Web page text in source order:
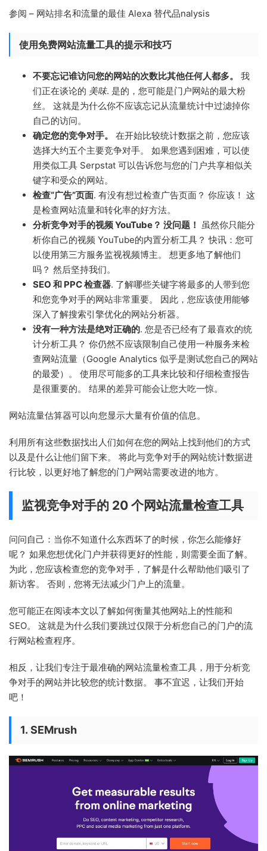
参阅 – 网站排名和流量的最佳 Alexa 替代品nalysis
使用免费网站流量工具的提示和技巧
不要忘记谁访问您的网站的次数比其他任何人都多。
我
们正在谈论的 美味. 是的，您可能是门户网站的最大粉
丝。 这就是为什么你不应该忘记从流量统计中过滤掉你
自己的访问。
确定您的竞争对手。
在开始比较统计数据之前，您应该
选择大约五个主要竞争对手。 如果您遇到困难，可以使
用类似工具 Serpstat 可以告诉您与您的门户共享相似关
键字和受众的网站。
检查“广告”页面. 有没有想过检查广告页面？ 你应该！ 这
是检查网站流量和转化率的好方法。
分析竞争对手的视频 YouTube？ 没问题！ 虽然你只能分
析你自己的视频 YouTube的内置分析工具？ 快讯：您可
以使用第三方服务监视视频博主。 想更多地了解他们
吗？ 然后坚持我们。
SEO 和 PPC 检查器. 了解哪些关键字将最多的人带到您
和您竞争对手的网站非常重要。 因此，您应该使用能够
深入了解搜索引擎优化的网站分析器。
没有一种方法是绝对正确的. 您是否已经有了最喜欢的统
计分析工具？ 你仍然不应该限制自己使用一种服务来检
查网站流量（Google Analytics 似乎是测试您自己的网站
的最爱）。 使用尽可能多的工具来比较和仔细检查报告
是很重要的。 结果的差异可能会让您大吃一惊。
网站流量估算器可以向您显示大量有价值的信息。
利用所有这些数据找出人们如何在您的网站上找到他们的方式
以及是什么让他们留下来。 将此与竞争对手的网站统计数据进
行比较，以更好地了解您的门户网站需要改进的地方。
监视竞争对手的 20 个网站流量检查工具
问问自己：当你不知道什么东西坏了的时候，你怎么能修好
呢？ 如果您想优化门户并获得更好的性能，则需要全面了解。
为此，您应该检查您的竞争对手，了解是什么帮助他们吸引了
新访客。 否则，您将无法减少门户上的流量。
您可能正在阅读本文以了解如何衡量其他网站上的性能和
SEO。 这就是为什么我们要跳过仅限于分析您自己的门户的流
行网站检查程序。
相反，让我们专注于最准确的网站流量检查工具，用于分析竞
争对手的网站并比较您的统计数据。 事不宜迟，让我们开始
吧！
1. SEMrush